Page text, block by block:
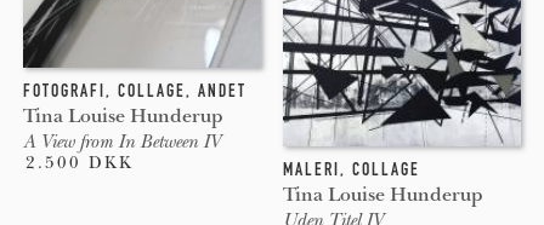
FOTOGRAFI, COLLAGE, ANDET
Tina Louise Hunderup
A View from In Between IV
2.500 DKK MALERI, COLLAGE
Tina Louise Hunderup
Uden Titel IV